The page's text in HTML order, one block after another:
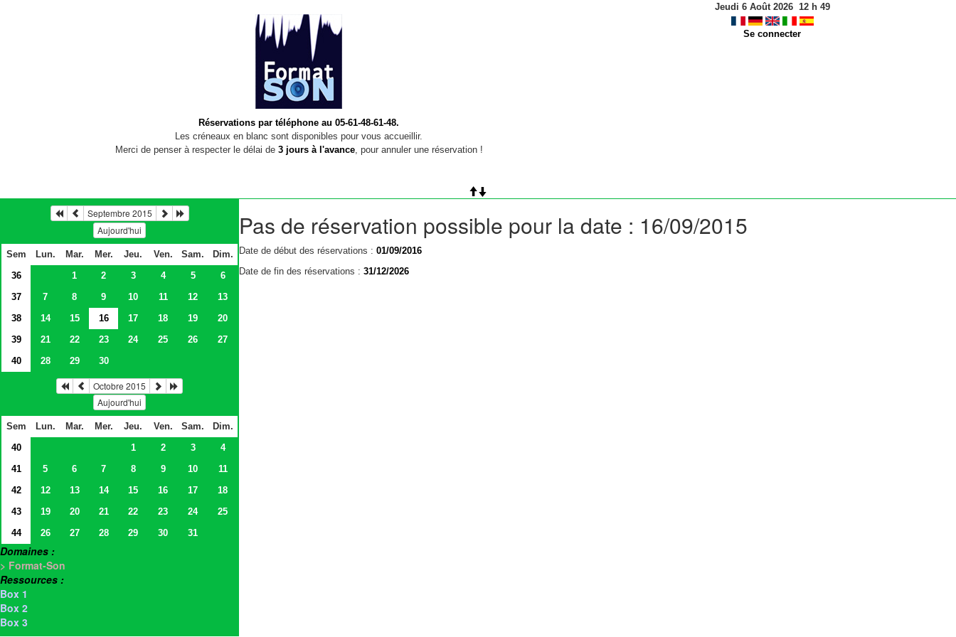
Réservations par téléphone au 05-61-48-61-48.
Les créneaux en blanc sont disponibles pour vous accueillir.
Merci de penser à respecter le délai de 3 jours à l'avance, pour annuler une réservation !
Jeudi 6 Août 2026 12h 49
Se connecter
Septembre 2015
Aujourd'hui
Sem Lun. Mar. Mer. Jeu. Ven. Sam.
Dim.
36
1 2 3 4 5
6
37
7 8 9 10 11 12
13
38
14 15 16 17 18 19
20
39
21 22 23 24 25 26
27
40
28 29 30
Octobre 2015
Aujourd'hui
Sem Lun. Mar. Mer. Jeu. Ven. Sam.
Dim.
40
1 2 3
4
41
5 6 7 8 9 10
11
42
12 13 14 15 16 17
18
43
19 20 21 22 23 24
25
44
26 27 28 29 30 31
Domaines :
> Format-Son
Ressources :
Box 1
Box 2
Box 3
Pas de réservation possible pour la date : 16/09/2015
Date de début des réservations : 01/09/2016
Date de fin des réservations : 31/12/2026